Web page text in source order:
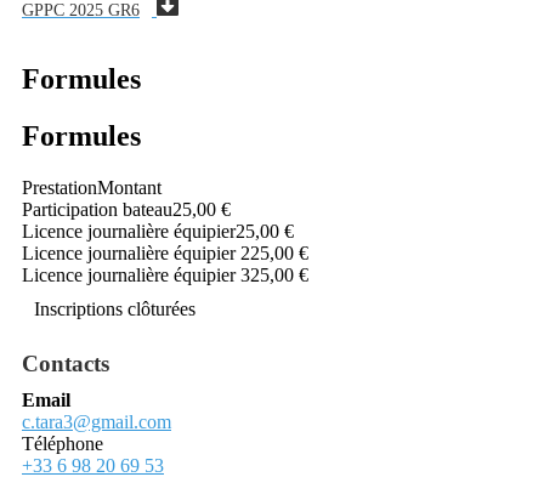
GPPC 2025 GR6
Formules
Formules
PrestationMontant
Participation bateau25,00 €
Licence journalière équipier25,00 €
Licence journalière équipier 225,00 €
Licence journalière équipier 325,00 €
Inscriptions clôturées
Contacts
Email
c.tara3@gmail.com
Téléphone
+33 6 98 20 69 53